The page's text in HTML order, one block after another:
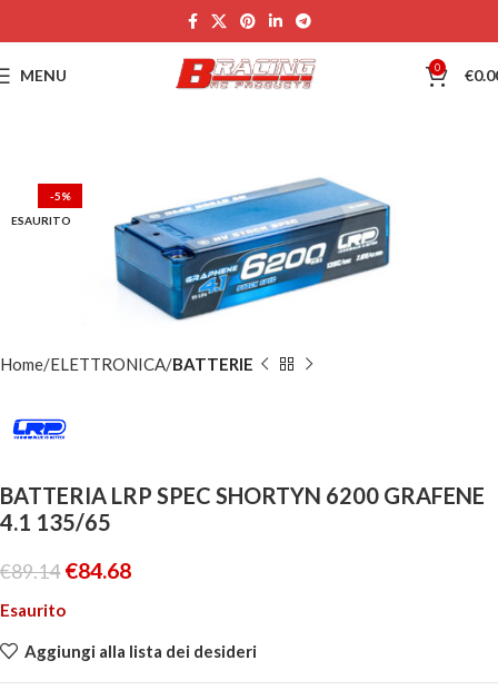
MENU 0 €
-5%
ESAURITO
Home ELETTRONICA BATTERIE
BATTERIA LRP SPEC SHORTYN 6200 GRAFENE
4.1 135/65
€89.14 €84.68
Esaurito
Aggiungi alla lista dei desideri